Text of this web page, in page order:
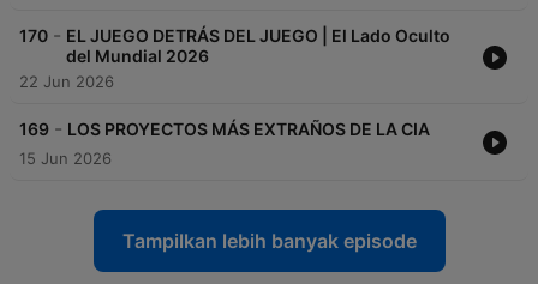
170 - EL JUEGO DETRÁS DEL JUEGO | El Lado Oculto
del Mundial 2026
22 Jun 2026
169 - LOS PROYECTOS MÁS EXTRAÑOS DE LA CIA
15 Jun 2026
Tampilkan lebih banyak episode